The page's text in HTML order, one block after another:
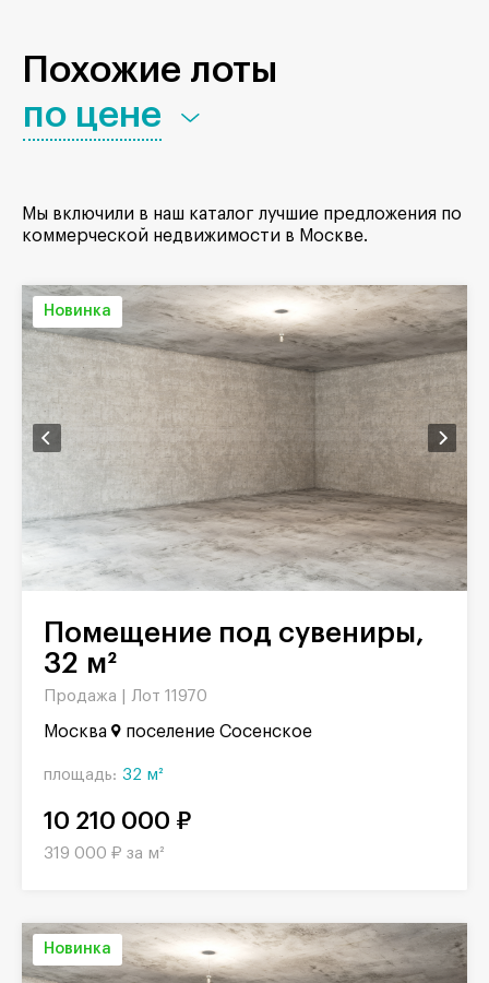
Похожие лоты
по цене
Мы включили в наш каталог лучшие предложения по
коммерческой недвижимости в Москве.
Новинка
Помещение под сувениры,
32 м²
Продажа | Лот 11970
Москва поселение Сосенское
площадь: 32 м²
10 210 000 ₽
319 000 ₽ за м²
Новинка